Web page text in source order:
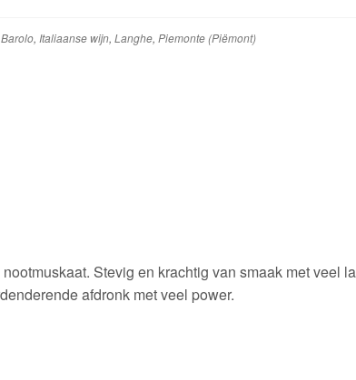
Barolo, Italiaanse wijn, Langhe, Piemonte (Piëmont)
Stevig en krachtig van smaak met veel
afdronk met veel power.